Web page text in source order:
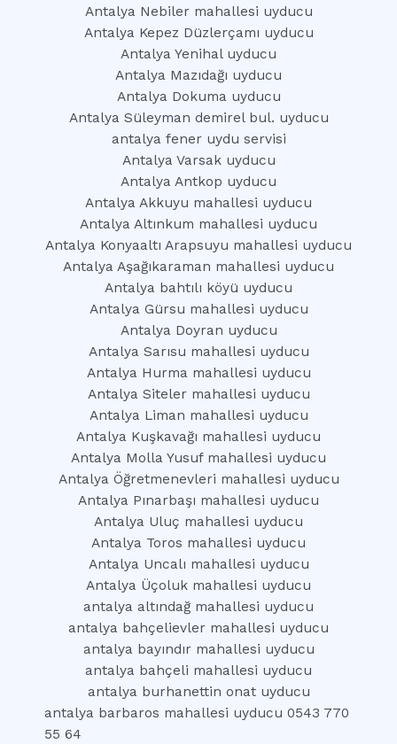
Antalya Nebiler mahallesi uyducu
Antalya Kepez Düzlerçamı uyducu
Antalya Yenihal uyducu
Antalya Mazıdağı uyducu
Antalya Dokuma uyducu
Antalya Süleyman demirel bul. uyducu
antalya fener uydu servisi
Antalya Varsak uyducu
Antalya Antkop uyducu
Antalya Akkuyu mahallesi uyducu
Antalya Altınkum mahallesi uyducu
Antalya Konyaaltı Arapsuyu mahallesi uyducu
Antalya Aşağıkaraman mahallesi uyducu
Antalya bahtılı köyü uyducu
Antalya Gürsu mahallesi uyducu
Antalya Doyran uyducu
Antalya Sarısu mahallesi uyducu
Antalya Hurma mahallesi uyducu
Antalya Siteler mahallesi uyducu
Antalya Liman mahallesi uyducu
Antalya Kuşkavağı mahallesi uyducu
Antalya Molla Yusuf mahallesi uyducu
Antalya Öğretmenevleri mahallesi uyducu
Antalya Pınarbaşı mahallesi uyducu
Antalya Uluç mahallesi uyducu
Antalya Toros mahallesi uyducu
Antalya Uncalı mahallesi uyducu
Antalya Üçoluk mahallesi uyducu
antalya altındağ mahallesi uyducu
antalya bahçelievler mahallesi uyducu
antalya bayındır mahallesi uyducu
antalya bahçeli mahallesi uyducu
antalya burhanettin onat uyducu
antalya barbaros mahallesi uyducu 0543 770
55 64